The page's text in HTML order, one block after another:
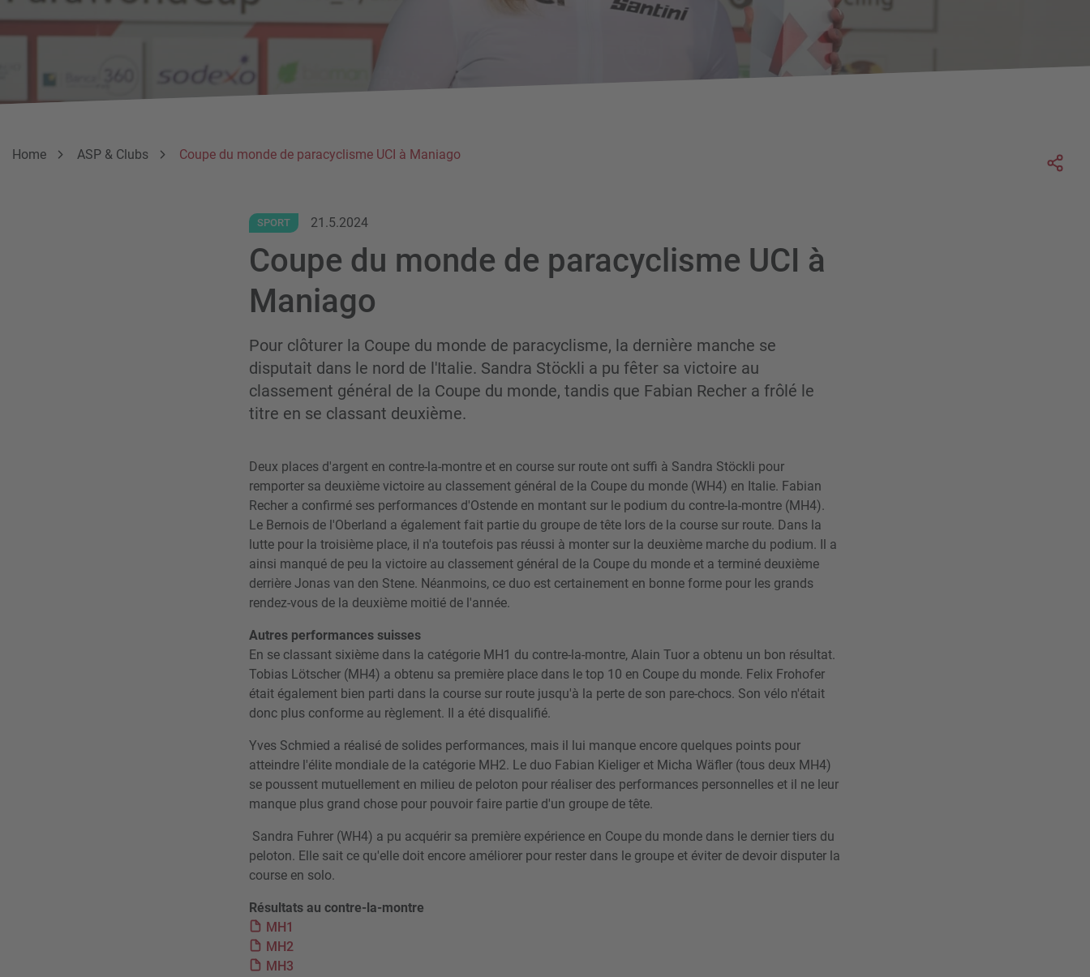
Breadcrumb
Vous êtes ici:
Home ASP & Clubs Coupe du monde de paracyclisme UCI à Maniago
SPORT 21.5.2024
Coupe du monde de paracyclisme UCI à
Maniago
Pour clôturer la Coupe du monde de paracyclisme, la dernière manche se
disputait dans le nord de l'Italie. Sandra Stöckli a pu fêter sa victoire au
classement général de la Coupe du monde, tandis que Fabian Recher a frôlé le
titre en se classant deuxième.
Deux places d'argent en contre-la-montre et en course sur route ont suffi à Sandra Stöckli pour
remporter sa deuxième victoire au classement général de la Coupe du monde (WH4) en Italie. Fabian
Recher a confirmé ses performances d'Ostende en montant sur le podium du contre-la-montre (MH4).
Le Bernois de l'Oberland a également fait partie du groupe de tête lors de la course sur route. Dans la
lutte pour la troisième place, il n'a toutefois pas réussi à monter sur la deuxième marche du podium. Il a
ainsi manqué de peu la victoire au classement général de la Coupe du monde et a terminé deuxième
derrière Jonas van den Stene. Néanmoins, ce duo est certainement en bonne forme pour les grands
rendez-vous de la deuxième moitié de l'année.
Autres performances suisses
En se classant sixième dans la catégorie MH1 du contre-la-montre, Alain Tuor a obtenu un bon résultat.
Tobias Lötscher (MH4) a obtenu sa première place dans le top 10 en Coupe du monde. Felix Frohofer
était également bien parti dans la course sur route jusqu'à la perte de son pare-chocs. Son vélo n'était
donc plus conforme au règlement. Il a été disqualifié.
Yves Schmied a réalisé de solides performances, mais il lui manque encore quelques points pour
atteindre l'élite mondiale de la catégorie MH2. Le duo Fabian Kieliger et Micha Wäfler (tous deux MH4)
se poussent mutuellement en milieu de peloton pour réaliser des performances personnelles et il ne leur
manque plus grand chose pour pouvoir faire partie d'un groupe de tête.
Sandra Fuhrer (WH4) a pu acquérir sa première expérience en Coupe du monde dans le dernier tiers du
peloton. Elle sait ce qu'elle doit encore améliorer pour rester dans le groupe et éviter de devoir disputer la
course en solo.
Résultats au contre-la-montre
MH1
MH2
MH3